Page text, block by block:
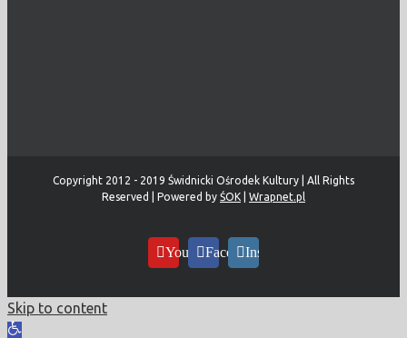
Copyright 2012 - 2019 Świdnicki Ośrodek Kultury | All Rights
Reserved | Powered by ŚOK Wrapnet.pl
YouTubeFacebookInstagram
Skip to content
Open